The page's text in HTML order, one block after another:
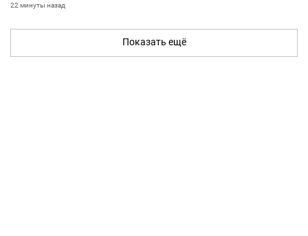
22 минуты назад
Показать ещё